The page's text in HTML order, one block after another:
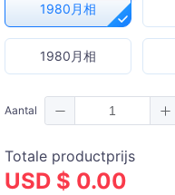
1980月相
1980月相
Aantal
Totale productprijs
USD $ 0.00